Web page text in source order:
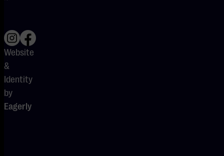
Website
&
Identity
by
Eagerly
Eindhoven.
Terwijl hij op
tour is, staat hij
Gitarist te
woord over
composities,
improvisaties,